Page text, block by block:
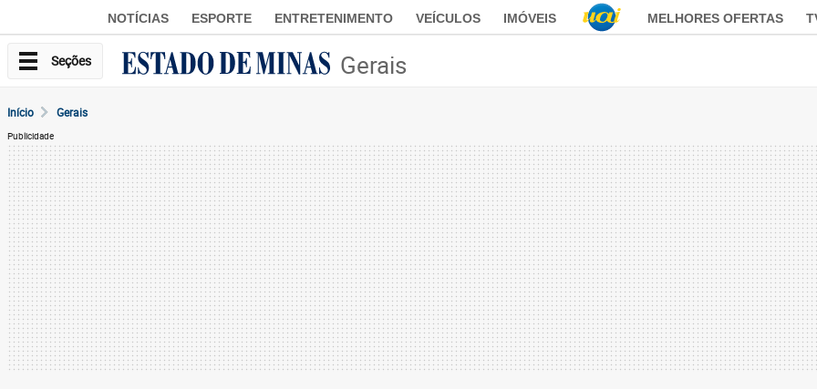
NOTÍCIAS ESPORTE ENTRETENIMENTO VEÍCULOS IMÓVEIS MELHORES OFERTAS
Seções Gerais
Início Gerais
Publicidade